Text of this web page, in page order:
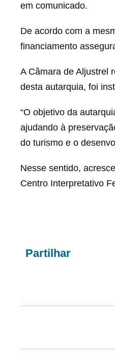
em comunicado.
De acordo com a
financiamento
A Câmara de Aljustrel
desta autarquia, foi
“O objetivo da
ajudando à
do turismo e o
Nesse sentido,
Centro Interpretativo
Partilhar